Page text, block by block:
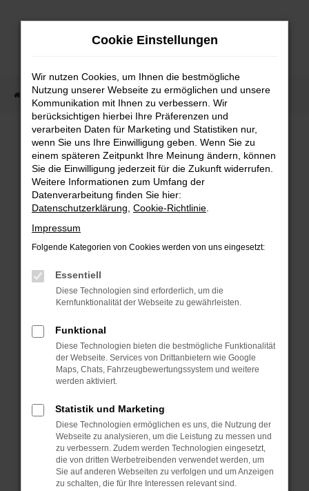
Zum
Startseite Fahrzeugangebote Fahrzeug-Showroom
Fehler: Network Error
Beim Laden ist ein Fehler aufgetreten.
Hier sind ein paar Tipps, die dir helfen können:
Überprüfe deine Firewall und deine
Internetverbindung.
deine Suchmaschine?
Prüfe deine Browsererweiterungen.
können das Laden bestimmter Seiten
verhindern. Funktioniert die Seite in einem
anderen Browser oder in einem privaten
Fenster?
Starte dein Gerät neu.
Das kann manchmal helfen,
vorübergehende Probleme zu beheben.
Stelle sicher, dass dein Browser und dein
Betriebssystem auf dem neuesten Stand
Cookie Einstellungen
Wir nutzen Cookies, um Ihnen die bestmögliche
Nutzung unserer Webseite zu ermöglichen und unsere
Kommunikation mit Ihnen zu verbessern. Wir
berücksichtigen hierbei Ihre Präferenzen und
verarbeiten Daten für Marketing und Statistiken nur,
wenn Sie uns Ihre Einwilligung geben. Wenn Sie zu
einem späteren Zeitpunkt Ihre Meinung ändern, können
Sie die Einwilligung jederzeit für die Zukunft widerrufen.
Weitere Informationen zum Umfang der
Datenverarbeitung finden Sie hier:
Datenschutzerklärung Cookie-Richtlinie
Impressum
Folgende Kategorien von Cookies werden von uns eingesetzt:
Essentiell
Diese Technologien sind erforderlich, um die
Kernfunktionalität der Webseite zu gewährleisten.
Funktional
Diese Technologien bieten die bestmögliche Funktionalität
der Webseite. Services von Drittanbietern wie Google
Maps, Chats, Fahrzeugbewertungssystem und weitere
werden aktiviert.
Statistik und Marketing
Diese Technologien ermöglichen es uns, die Nutzung der
Webseite zu analysieren, um die Leistung zu messen und
zu verbessern. Zudem werden Technologien eingesetzt,
die von dritten Werbetreibenden verwendet werden, um
Sie auf anderen Webseiten zu verfolgen und um Anzeigen
zu schalten, die für Ihre Interessen relevant sind.